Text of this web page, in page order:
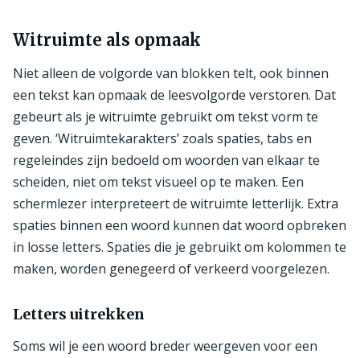
Witruimte als opmaak
Niet alleen de volgorde van blokken telt, ook binnen
een tekst kan opmaak de leesvolgorde verstoren. Dat
gebeurt als je witruimte gebruikt om tekst vorm te
geven. ‘Witruimtekarakters’ zoals spaties, tabs en
regeleindes zijn bedoeld om woorden van elkaar te
scheiden, niet om tekst visueel op te maken. Een
schermlezer interpreteert de witruimte letterlijk. Extra
spaties binnen een woord kunnen dat woord opbreken
in losse letters. Spaties die je gebruikt om kolommen te
maken, worden genegeerd of verkeerd voorgelezen.
Letters uitrekken
Soms wil je een woord breder weergeven voor een